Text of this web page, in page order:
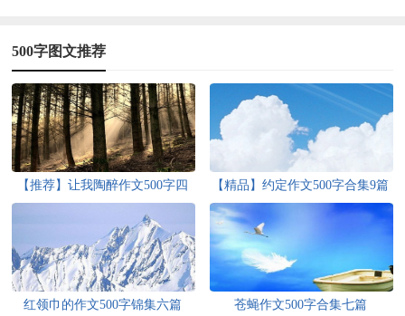
500字图文推荐
【推荐】让我陶醉作文500字四
【精品】约定作文500字合集9篇
红领巾的作文500字锦集六篇 苍蝇作文500字合集七篇